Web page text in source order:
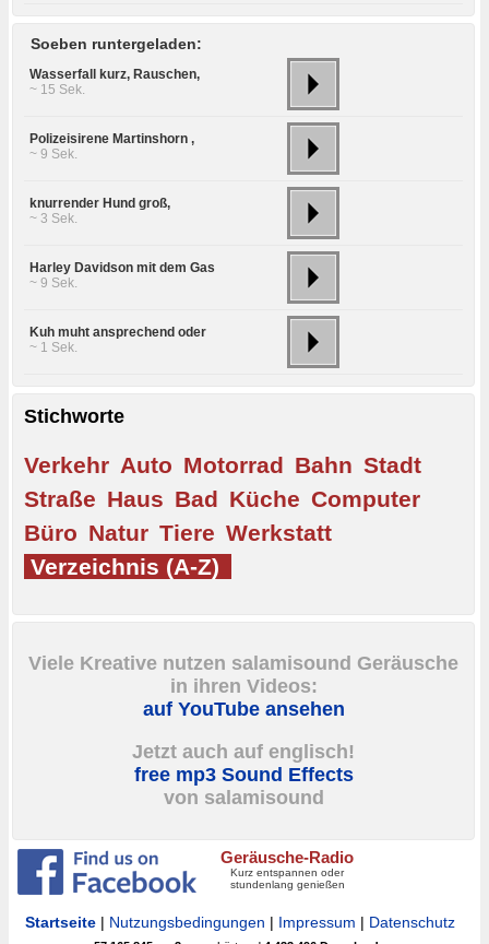
Soeben runtergeladen:
Wasserfall kurz, Rauschen,
~ 15 Sek.
Polizeisirene Martinshorn ,
~ 9 Sek.
knurrender Hund groß,
~ 3 Sek.
Harley Davidson mit dem Gas
~ 9 Sek.
Kuh muht ansprechend oder
~ 1 Sek.
Stichworte
Verkehr Auto Motorrad Bahn Stadt
Straße Haus Bad Küche Computer
Büro Natur Tiere Werkstatt
Verzeichnis (A-Z)
Viele Kreative nutzen salamisound Geräusche
in ihren Videos:
auf YouTube ansehen
Jetzt auch auf englisch!
free mp3 Sound Effects
von salamisound
Geräusche-Radio
Kurz entspannen oder
stundenlang genießen
Startseite| Nutzungsbedingungen | Impressum | Datenschutz